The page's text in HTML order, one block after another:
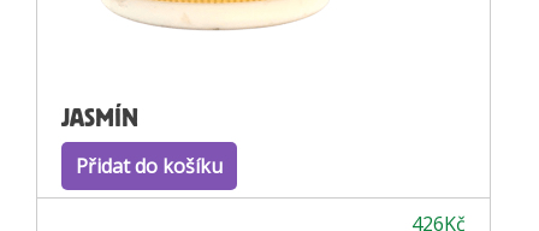
JASMÍN
Přidat do košíku
426Kč